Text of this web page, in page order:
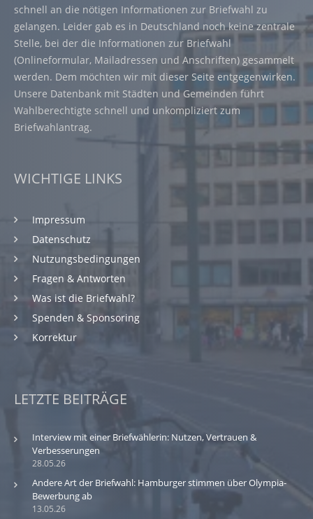
schnell an die nötigen Informationen zur Briefwahl zu
gelangen. Leider gab es in Deutschland noch keine zentrale
Stelle, bei der die Informationen zur Briefwahl
(Onlineformular, Mailadressen und Anschriften) gesammelt
werden. Dem möchten wir mit dieser Seite entgegenwirken.
Unsere Datenbank mit Städten und Gemeinden führt
Wahlberechtigte schnell und unkompliziert zum
Briefwahlantrag.
WICHTIGE LINKS
Impressum
Datenschutz
Nutzungsbedingungen
Fragen & Antworten
Was ist die Briefwahl?
Spenden & Sponsoring
Korrektur
LETZTE BEITRÄGE
28.05.26
Interview mit einer Briefwählerin: Nutzen, Vertrauen &
Verbesserungen
13.05.26
Andere Art der Briefwahl: Hamburger stimmen über Olympia-
Bewerbung ab